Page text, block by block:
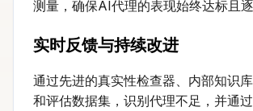
测量，确保AI代理的表现始终达标且逐
实时反馈与持续改进
通过先进的真实性检查器、内部知识
和评估数据集，识别代理不足，并通过